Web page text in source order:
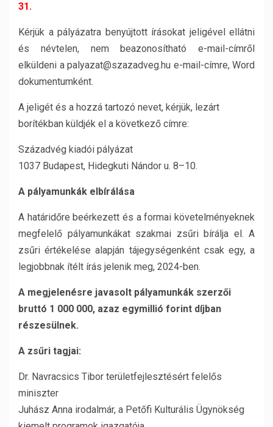
31.
Kérjük a pályázatra benyújtott írásokat jeligével ellátni
és névtelen, nem beazonosítható e-mail-címről
elküldeni a palyazat@szazadveg.hu e-mail-címre, Word
dokumentumként.
A jeligét és a hozzá tartozó nevet, kérjük, lezárt
borítékban küldjék el a következő címre:
Századvég kiadói pályázat
1037 Budapest, Hidegkuti Nándor u. 8–10.
A pályamunkák elbírálása
A határidőre beérkezett és a formai követelményeknek
megfelelő pályamunkákat szakmai zsűri bírálja el. A
zsűri értékelése alapján tájegységenként csak egy, a
legjobbnak ítélt írás jelenik meg, 2024-ben.
A megjelenésre javasolt pályamunkák szerzői
bruttó 1 000 000, azaz egymillió forint díjban
részesülnek.
A zsűri tagjai:
Dr. Navracsics Tibor területfejlesztésért felelős
miniszter
Juhász Anna irodalmár, a Petőfi Kulturális Ügynökség